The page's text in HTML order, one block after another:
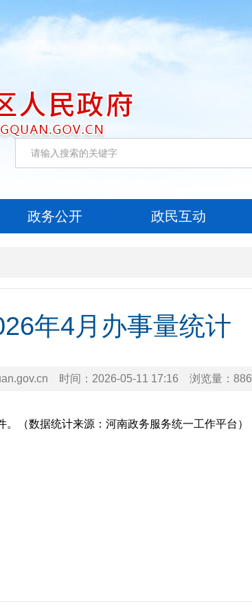
政务公开 政民互动
年4月办事量统计
时间： 2026-05-11 17:16 浏览量： 886
（数据统计来源：河南政务服务统一工作平台）